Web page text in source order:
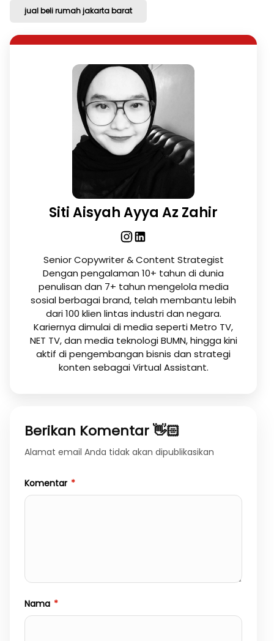
jual beli rumah jakarta barat
Siti Aisyah Ayya Az Zahir
Senior Copywriter & Content Strategist
Dengan pengalaman 10+ tahun di dunia
penulisan dan 7+ tahun mengelola media
sosial berbagai brand, telah membantu lebih
dari 100 klien lintas industri dan negara.
Kariernya dimulai di media seperti Metro TV,
NET TV, dan media teknologi BUMN, hingga kini
aktif di pengembangan bisnis dan strategi
konten sebagai Virtual Assistant.
Berikan Komentar 👋🏻
Alamat email Anda tidak akan dipublikasikan
Komentar *
Nama *